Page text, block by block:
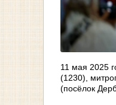
11 мая 2025
(1230),
(посёлок